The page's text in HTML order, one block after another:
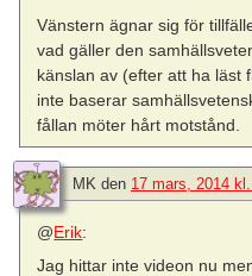
Vänstern ägnar sig för
vad gäller den
känslan av (efter att ha läst
inte baserar
fållan möter hårt motstånd.
MK den 17 mars, 2014 kl.
@Erik:
Jag hittar inte videon nu